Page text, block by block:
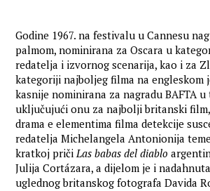
Godine 1967. na festivalu u Cannesu
palmom, nominirana za Oscara u
redatelja i izvornog scenarija, kao i za
kategoriji najboljeg filma na engleskom
kasnije nominirana za nagradu BAFTA
uključujući onu za najbolji britanski
drama e elementima filma detekcije
redatelja Michelangela Antonionija
kratkoj pričiLas babas del diablo
Julija Cortázara, a dijelom je i
uglednog britanskog fotografa Davida